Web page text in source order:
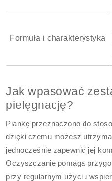
Formuła i charakterystyka
Jak wpasować
pielęgnację?
Piankę przeznaczono do
dzięki czemu możesz
jednocześnie zapewnić jej
Oczyszczanie pomaga
przy regularnym użyciu